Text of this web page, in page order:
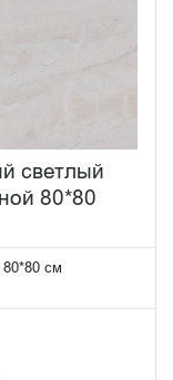
светлый
80*80
80*80 см